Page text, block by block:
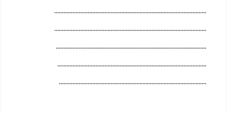
....................................................................................................
....................................................................................................
...................................................................................................
..................................................................................................
.................................................................................................